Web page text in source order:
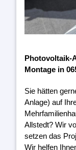
Photovoltaik-
Montage in
Sie hätten
Anlage) auf
Allstedt? Wir
setzen das
Wir helfen